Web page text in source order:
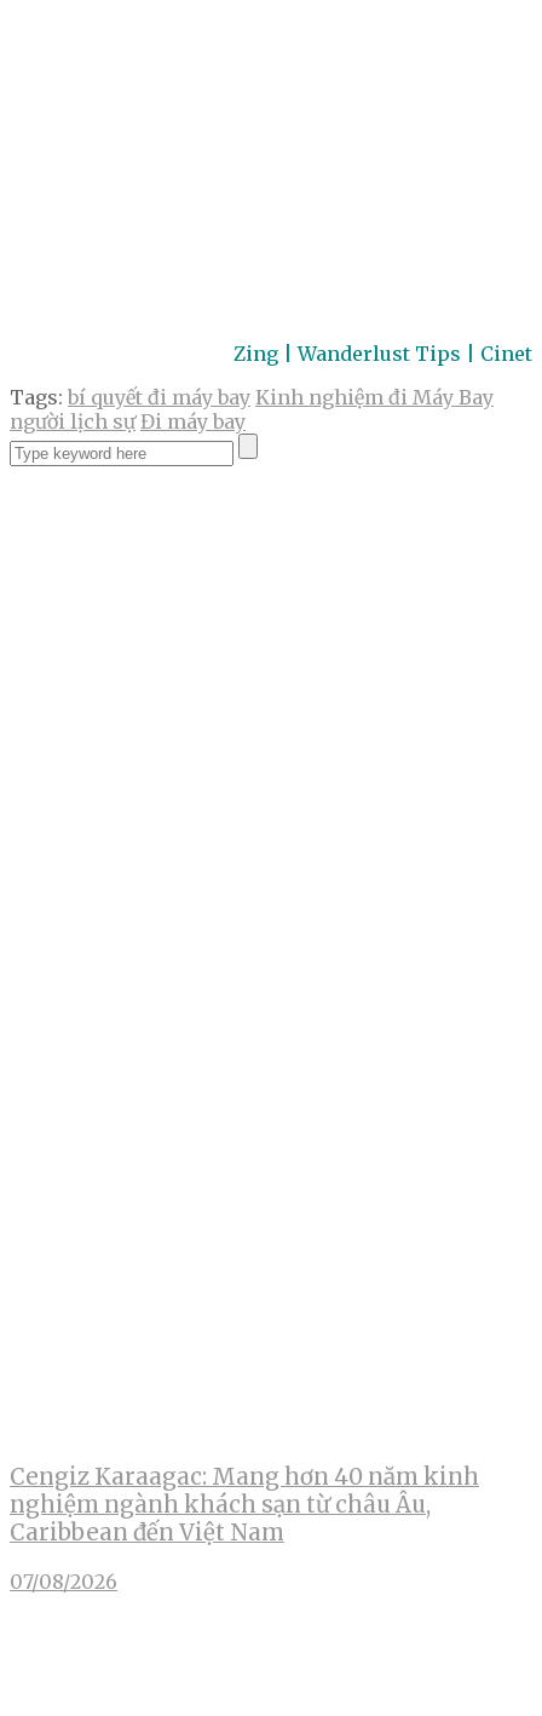
Zing | Wanderlust Tips | Cinet
Tags: bí quyết đi máy bay Kinh nghiệm đi Máy Bay
người lịch sự Đi máy bay
Cengiz Karaagac: Mang hơn 40 năm kinh
nghiệm ngành khách sạn từ châu Âu,
Caribbean đến Việt Nam
07/08/2026